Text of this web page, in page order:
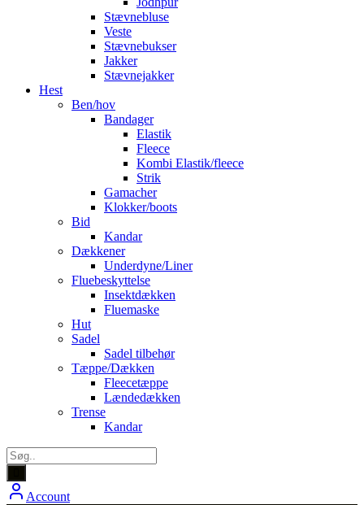
Stævnebluse
Veste
Stævnebukser
Jakker
Stævnejakker
Hest
Ben/hov
Bandager
Elastik
Fleece
Kombi Elastik/fleece
Strik
Gamacher
Klokker/boots
Bid
Kandar
Dækkener
Underdyne/Liner
Fluebeskyttelse
Insektdækken
Fluemaske
Hut
Sadel
Sadel tilbehør
Tæppe/Dækken
Fleecetæppe
Lændedækken
Trense
Kandar
Account